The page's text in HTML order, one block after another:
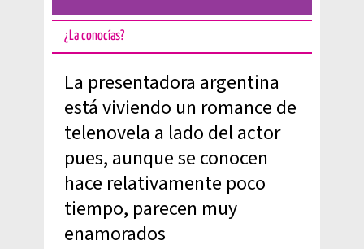
¿La conocías?
La presentadora argentina
está viviendo un romance de
telenovela a lado del actor
pues, aunque se conocen
hace relativamente poco
tiempo, parecen muy
enamorados